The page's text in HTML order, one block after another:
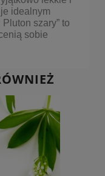
idealnym
szary” to
sobie